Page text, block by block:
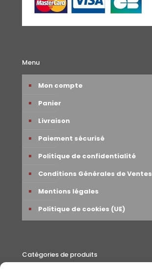
Menu
Mon compte
Panier
Livraison
Paiement sécurisé
Politique de confidentialité
Conditions Générales de Ventes
Mentions légales
Politique de cookies (UE)
Catégories de produits